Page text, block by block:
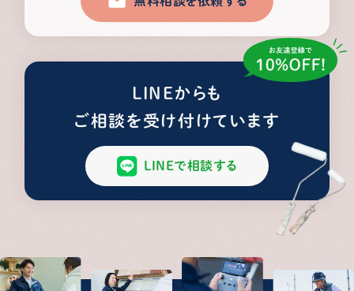
LINEからも
ご相談を受け付けています
LINEで相談する